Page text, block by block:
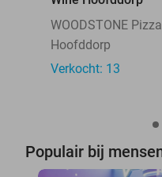
WOODSTONE
Hoofddorp
Verkocht: 13
Populair bij